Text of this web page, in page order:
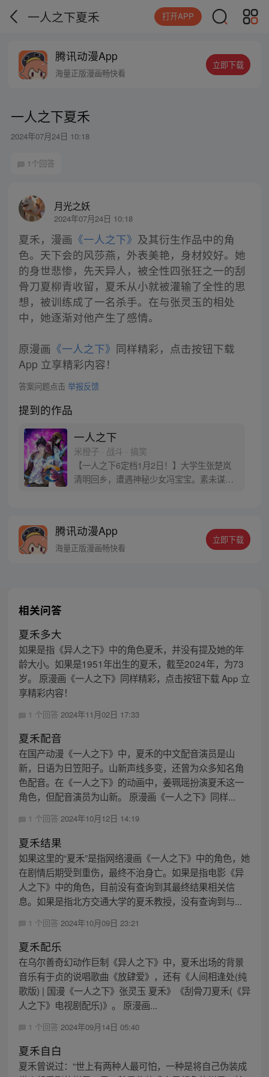
一人之下夏禾 打开APP
腾讯动漫App
海量正版漫画畅快看
立即下载
一人之下夏禾
2024年07月24日 10:18
1个回答
月光之妖
2024年07月24日 10:18
夏禾，漫画 《一人之下》 及其衍生作品中的角
色。天下会的风莎燕，外表美艳，身材姣好。她
的身世悲惨，先天异人，被全性四张狂之一的刮
骨刀夏柳青收留，夏禾从小就被灌输了全性的思
想，被训练成了一名杀手。在与张灵玉的相处
中，她逐渐对他产生了感情。
原漫画 《一人之下》 同样精彩，点击按钮下载
App 立享精彩内容！
答案问题点击 举报反馈
提到的作品
一人之下
米橙子 · 战斗 · 搞笑
【一人之下6定档1月2日！】大学生张楚岚
清明回乡，遭遇神秘少女冯宝宝。素未谋面
密，张楚岚的生活被彻底颠覆，与冯宝宝一
同踏上“异人”之旅。
腾讯动漫App
海量正版漫画畅快看
立即下载
相关问答
夏禾多大
如果是指《异人之下》中的角色夏禾，并没有提及她的年
龄大小。如果是1951年出生的夏禾，截至2024年，为73
岁。 原漫画《一人之下》同样精彩，点击按钮下载 App 立
享精彩内容！
1 个回答 2024年11月02日 17:33
夏禾配音
在国产动漫《一人之下》中，夏禾的中文配音演员是山
新，日语为日笠阳子。山新声线多变，还曾为众多知名角
色配音。在《一人之下》的动画中，姜珮瑶扮演夏禾这一
角色，但配音演员为山新。 原漫画《一人之下》同样...
1 个回答 2024年10月12日 14:19
夏禾结果
如果这里的“夏禾”是指网络漫画《一人之下》中的角色，她
在剧情后期受到重伤，最终不治身亡。如果是指电影《异
人之下》中的角色，目前没有查询到其最终结果相关信
息。如果是指北方交通大学的夏禾教授，没有查询到与...
1 个回答 2024年10月09日 23:21
夏禾配乐
在乌尔善奇幻动作巨制《异人之下》中，夏禾出场的背景
音乐有于贞的说唱歌曲《放肆爱》，还有《人间相逢处(纯
歌版) | 国漫《一人之下》张灵玉 夏禾》《刮骨刀夏禾(《异
人之下》电视剧配乐)》。 原漫画...
1 个回答 2024年09月14日 05:40
夏禾自白
夏禾曾说过：“世上有两种人最可怕，一种是将自己伪装成